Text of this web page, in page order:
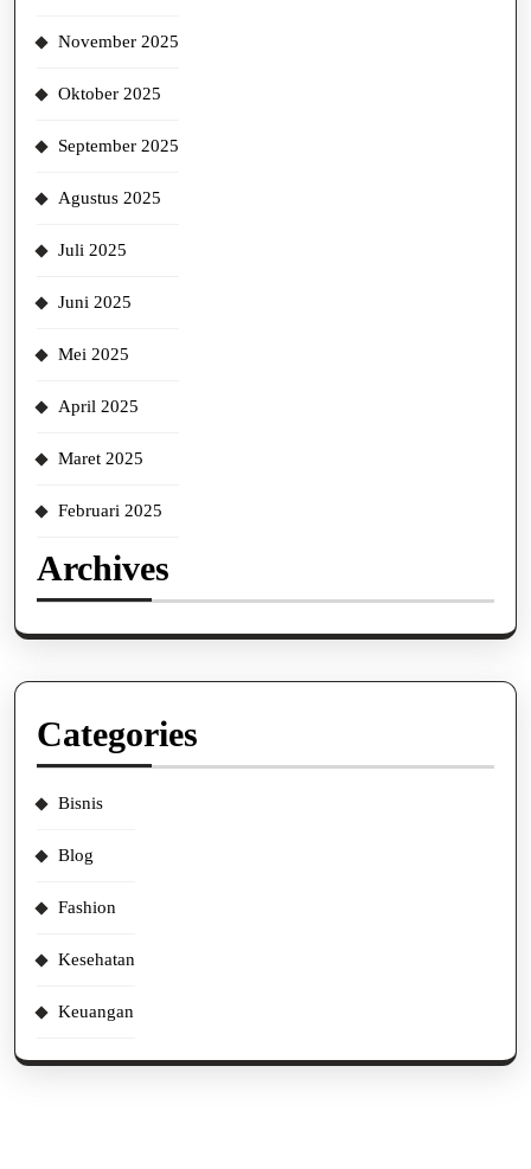
November 2025
Oktober 2025
September 2025
Agustus 2025
Juli 2025
Juni 2025
Mei 2025
April 2025
Maret 2025
Februari 2025
Archives
Categories
Bisnis
Blog
Fashion
Kesehatan
Keuangan